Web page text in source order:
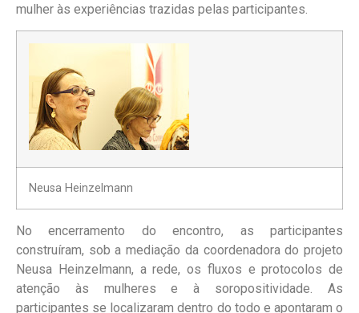
mulher às experiências trazidas pelas participantes.
Neusa Heinzelmann
No encerramento do encontro, as participantes
construíram, sob a mediação da coordenadora do projeto
Neusa Heinzelmann, a rede, os fluxos e protocolos de
atenção às mulheres e à soropositividade. As
participantes se localizaram dentro do todo e apontaram o